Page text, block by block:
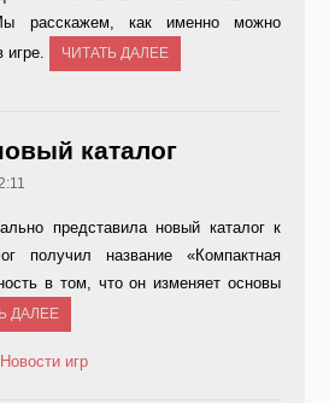
расскажем, как именно можно
игре.
ЧИТАТЬ ДАЛЕЕ
каталог
представила новый каталог к
получил название «Компактная
в том, что он изменяет основы
ДАЛЕЕ
Новости игр